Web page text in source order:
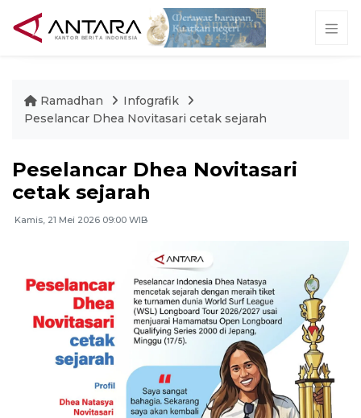
Ramadhan
Infografik
Peselancar Dhea Novitasari cetak sejarah
Peselancar Dhea Novitasari
cetak sejarah
Kamis, 21 Mei 2026 09:00 WIB